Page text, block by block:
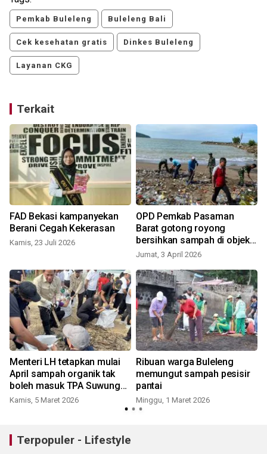
Pemkab Buleleng Buleleng Bali
Cek kesehatan gratis Dinkes Buleleng
Layanan CKG
Terkait
FAD Bekasi kampanyekan
Berani Cegah Kekerasan
Kamis, 23 Juli 2026
OPD Pemkab Pasaman
Barat gotong royong
bersihkan sampah di objek
wisata pantai
Jumat, 3 April 2026
Menteri LH tetapkan mulai
April sampah organik tak
boleh masuk TPA Suwung
Bali
Kamis, 5 Maret 2026
Ribuan warga Buleleng
memungut sampah pesisir
pantai
Minggu, 1 Maret 2026
Terpopuler - Lifestyle